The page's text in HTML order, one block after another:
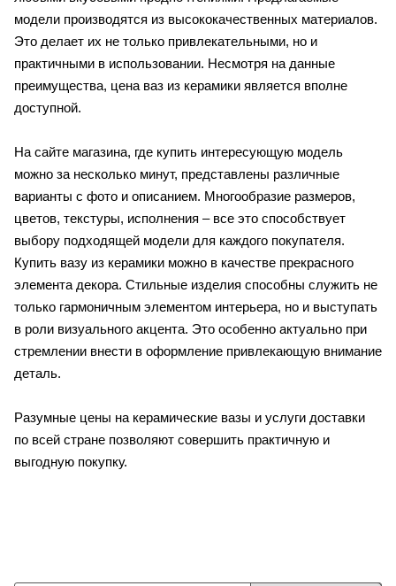
модели производятся из высококачественных материалов.
Это делает их не только привлекательными, но и
практичными в использовании. Несмотря на данные
преимущества, цена ваз из керамики является вполне
доступной.
На сайте магазина, где купить интересующую модель
можно за несколько минут, представлены различные
варианты с фото и описанием. Многообразие размеров,
цветов, текстуры, исполнения – все это способствует
выбору подходящей модели для каждого покупателя.
Купить вазу из керамики можно в качестве прекрасного
элемента декора. Стильные изделия способны служить не
только гармоничным элементом интерьера, но и выступать
в роли визуального акцента. Это особенно актуально при
стремлении внести в оформление привлекающую внимание
деталь.
Разумные цены на керамические вазы и услуги доставки
по всей стране позволяют совершить практичную и
выгодную покупку.